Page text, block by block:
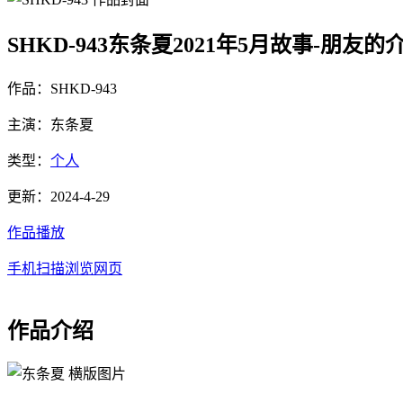
SHKD-943东条夏2021年5月故事-朋友的
作品：SHKD-943
主演：东条夏
类型： 个人
更新：2024-4-29
作品播放
手机扫描浏览网页
作品介绍